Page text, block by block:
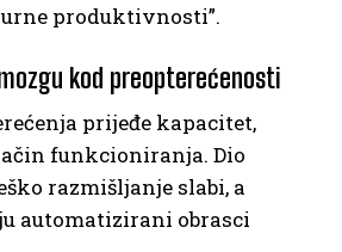
produktivnosti”.
kod preopterećenosti
prijeđe kapacitet,
funkcioniranja. Dio
razmišljanje slabi, a
automatizirani obrasci